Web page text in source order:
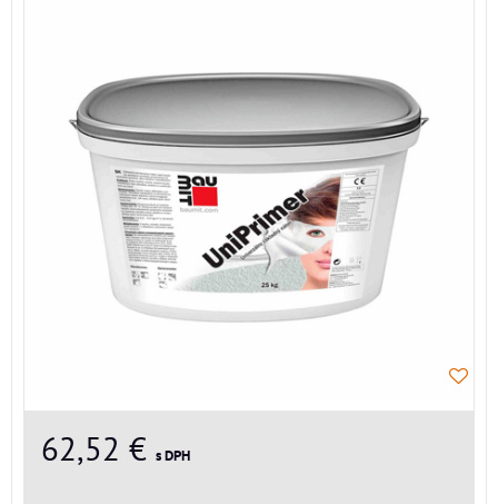
62,52 € s DPH